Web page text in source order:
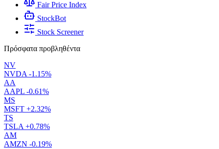
Fair Price Index
StockBot
Stock Screener
Πρόσφατα προβληθέντα
NV
NVDA -1.15%
AA
AAPL -0.61%
MS
MSFT +2.32%
TS
TSLA +0.78%
AM
AMZN -0.19%